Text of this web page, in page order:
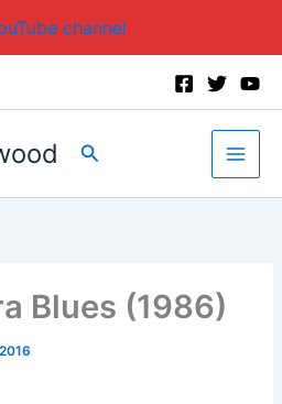
channel
Search
Blues (1986)